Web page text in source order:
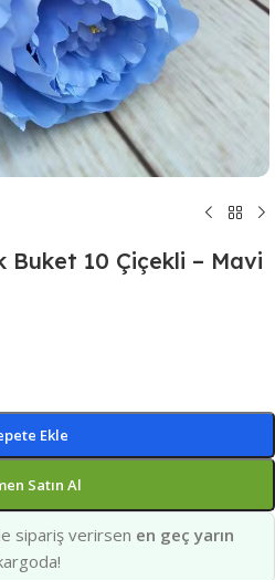
Buket 10 Çiçekli – Mavi
Ekle
Satın Al
sipariş verirsen en geç yarın